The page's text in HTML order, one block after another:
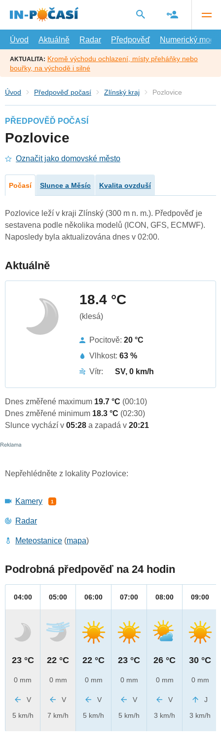
hlavní
Úvod
Aktuálně Radar Předpověď Numerický model
AKTUALITA: Kromě východu ochlazení, místy přeháňky nebo
bouřky, na východě i silné
Úvod Předpověď počasí Zlínský kraj Pozlovice
PŘEDPOVĚĎ POČASÍ
Pozlovice
Označit jako domovské město
Počasí Slunce a Měsíc Kvalita ovzduší
Pozlovice leží v kraji Zlínský (300 m n. m.). Předpověď je
sestavena podle několika modelů (ICON, GFS, ECMWF).
Naposledy byla aktualizována dnes v 02:00.
Aktuálně
18.4 °C
(klesá)
Pocitově: 20 °C
Vlhkost: 63 %
Vítr:
SV, 0 km/h
Dnes změřené maximum 19.7 °C (00:10)
Dnes změřené minimum 18.3 °C (02:30)
Slunce vychází v 05:28 a zapadá v 20:21
Nepřehlédněte z lokality Pozlovice:
Kamery 1
Radar
Meteostanice (mapa)
Podrobná předpověď na 24 hodin
04:00
23 °C
0 mm
V
5 km/h
05:00
22 °C
0 mm
V
7 km/h
06:00
22 °C
0 mm
V
5 km/h
07:00
23 °C
0 mm
V
5 km/h
08:00
26 °C
0 mm
V
3 km/h
09:00
30 °C
0 mm
J
3 km/h